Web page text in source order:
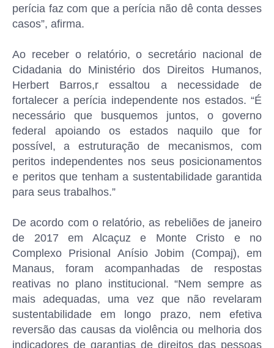
perícia faz com que a perícia não dê conta desses
casos”, afirma.
Ao receber o relatório, o secretário nacional de
Cidadania do Ministério dos Direitos Humanos,
Herbert Barros,r essaltou a necessidade de
fortalecer a perícia independente nos estados. “É
necessário que busquemos juntos, o governo
federal apoiando os estados naquilo que for
possível, a estruturação de mecanismos, com
peritos independentes nos seus posicionamentos
e peritos que tenham a sustentabilidade garantida
para seus trabalhos.”
De acordo com o relatório, as rebeliões de janeiro
de 2017 em Alcaçuz e Monte Cristo e no
Complexo Prisional Anísio Jobim (Compaj), em
Manaus, foram acompanhadas de respostas
reativas no plano institucional. “Nem sempre as
mais adequadas, uma vez que não revelaram
sustentabilidade em longo prazo, nem efetiva
reversão das causas da violência ou melhoria dos
indicadores de garantias de direitos das pessoas